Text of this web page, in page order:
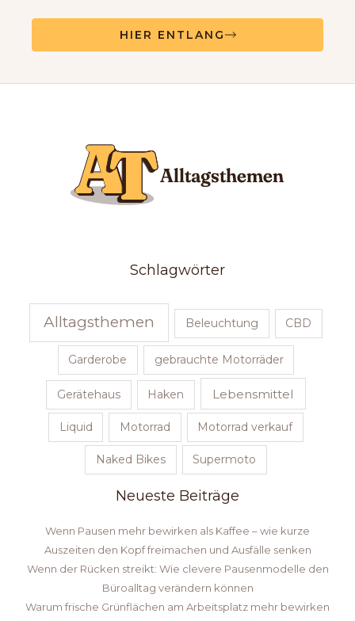
HIER ENTLANG
Schlagwörter
Alltagsthemen Beleuchtung CBD
Garderobe gebrauchte Motorräder
Gerätehaus Haken Lebensmittel
Liquid Motorrad Motorrad verkauf
Naked Bikes Supermoto
Neueste Beiträge
Wenn Pausen mehr bewirken als Kaffee – wie kurze
Auszeiten den Kopf freimachen und Ausfälle senken
Wenn der Rücken streikt: Wie clevere Pausenmodelle den
Büroalltag verändern können
Warum frische Grünflächen am Arbeitsplatz mehr bewirken